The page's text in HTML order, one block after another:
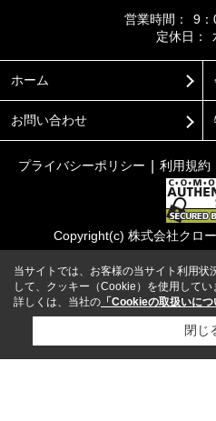
営業時間：
9：
定休日：
ホーム
お問い合わせ
プライバシーポリシー 利用規約
Copyright(c) 株式会社クロ
当サイトでは、お客様の当サイト利用状
して、クッキー（Cookie）を使用してい
詳しくは、当社の 「Cookieの取扱いにつ
閉じ